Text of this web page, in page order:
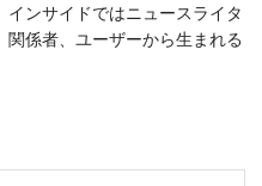
ンサイドではニュースライタ
係者、ユーザーから生まれる